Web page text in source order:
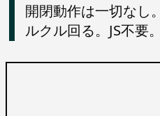
開閉動作は一切なし
ルクル回る。JS不要。